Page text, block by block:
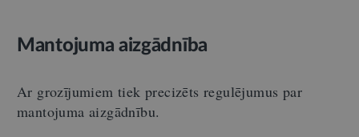
Mantojuma aizgādnība
Ar grozījumiem tiek precizēts regulējumus par
mantojuma aizgādnību.